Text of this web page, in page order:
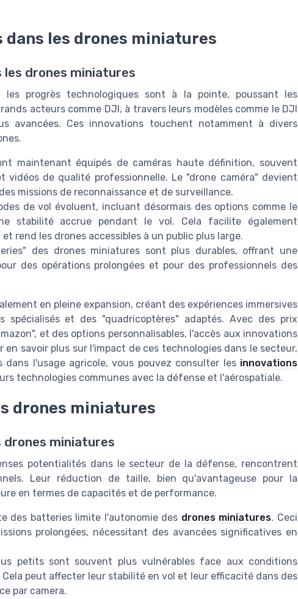
dans les drones miniatures
les drones miniatures
progrès technologiques sont à la pointe, poussant les
acteurs comme DJI, à travers leurs modèles comme le DJI
avancées. Ces innovations touchent notamment à divers
maintenant équipés de caméras haute définition, souvent
vidéos de qualité professionnelle. Le "drone caméra" devient
missions de reconnaissance et de surveillance.
de vol évoluent, incluant désormais des options comme le
stabilité accrue pendant le vol. Cela facilite également
rend les drones accessibles à un public plus large.
des drones miniatures sont plus durables, offrant une
des opérations prolongées et pour des professionnels des
en pleine expansion, créant des expériences immersives
spécialisés et des "quadricoptères" adaptés. Avec des prix
et des options personnalisables, l'accès aux innovations
en savoir plus sur l'impact de ces technologies dans le secteur,
l'usage agricole, vous pouvez consulter les innovations
technologies communes avec la défense et l'aérospatiale.
drones miniatures
miniatures
potentialités dans le secteur de la défense, rencontrent
Leur réduction de taille, bien qu'avantageuse pour la
en termes de capacités et de performance.
des batteries limite l'autonomie des drones miniatures. Ceci
prolongées, nécessitant des avancées significatives en
petits sont souvent plus vulnérables face aux conditions
peut affecter leur stabilité en vol et leur efficacité dans des
par camera.